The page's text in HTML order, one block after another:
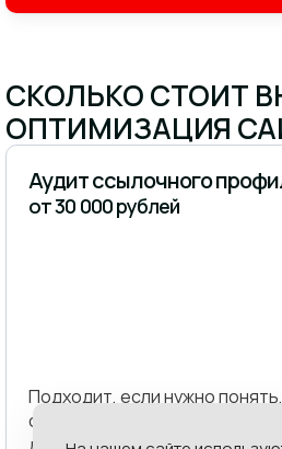
СКОЛЬКО СТОИТ
ОПТИМИЗАЦИЯ
Аудит ссылочного
от 30 000 рублей
Подходит, если нужно
ссылки уже есть у сайта,
доноры, переспам анкоров,